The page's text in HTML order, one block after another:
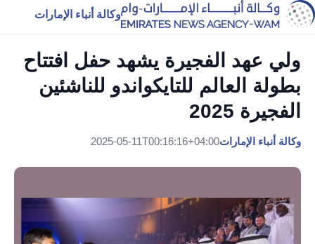
وكالة أنباء الإمارات
ولي عهد الفجيرة يشهد حفل افتتاح
بطولة العالم للتايكواندو للناشئين
الفجيرة 2025
وكالة أنباء الإمارات2025-05-11T00:16:16+04:00